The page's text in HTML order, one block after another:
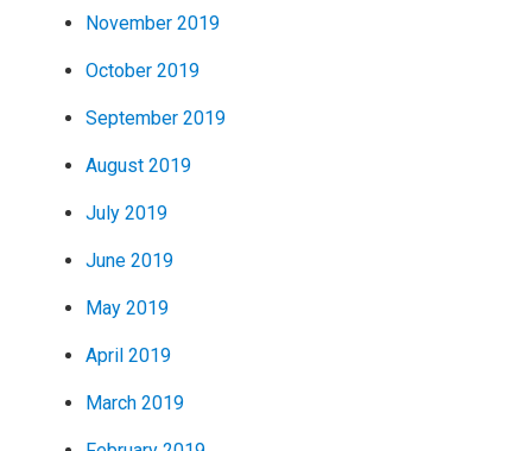
November 2019
October 2019
September 2019
August 2019
July 2019
June 2019
May 2019
April 2019
March 2019